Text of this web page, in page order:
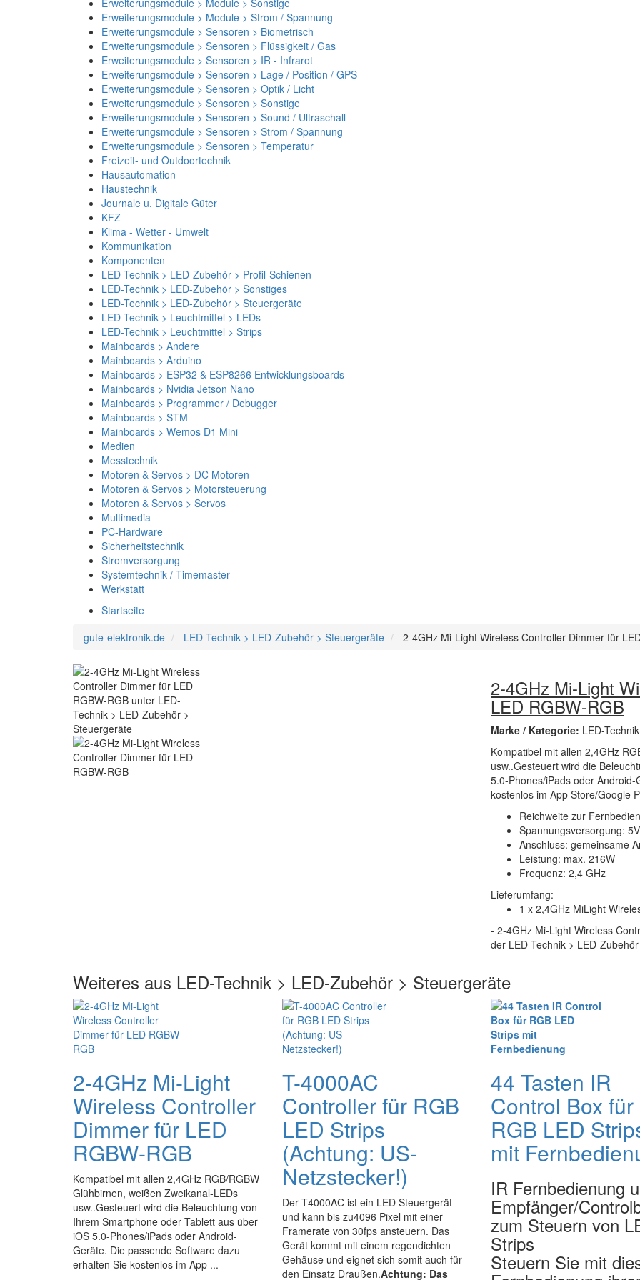
Erweiterungsmodule > Module > Sonstige
Erweiterungsmodule > Module > Strom / Spannung
Erweiterungsmodule > Sensoren > Biometrisch
Erweiterungsmodule > Sensoren > Flüssigkeit / Gas
Erweiterungsmodule > Sensoren > IR - Infrarot
Erweiterungsmodule > Sensoren > Lage / Position / GPS
Erweiterungsmodule > Sensoren > Optik / Licht
Erweiterungsmodule > Sensoren > Sonstige
Erweiterungsmodule > Sensoren > Sound / Ultraschall
Erweiterungsmodule > Sensoren > Strom / Spannung
Erweiterungsmodule > Sensoren > Temperatur
Freizeit- und Outdoortechnik
Hausautomation
Haustechnik
Journale u. Digitale Güter
KFZ
Klima - Wetter - Umwelt
Kommunikation
Komponenten
LED-Technik > LED-Zubehör > Profil-Schienen
LED-Technik > LED-Zubehör > Sonstiges
LED-Technik > LED-Zubehör > Steuergeräte
LED-Technik > Leuchtmittel > LEDs
LED-Technik > Leuchtmittel > Strips
Mainboards > Andere
Mainboards > Arduino
Mainboards > ESP32 & ESP8266 Entwicklungsboards
Mainboards > Nvidia Jetson Nano
Mainboards > Programmer / Debugger
Mainboards > STM
Mainboards > Wemos D1 Mini
Medien
Messtechnik
Motoren & Servos > DC Motoren
Motoren & Servos > Motorsteuerung
Motoren & Servos > Servos
Multimedia
PC-Hardware
Sicherheitstechnik
Stromversorgung
Systemtechnik / Timemaster
Werkstatt
Startseite
gute-elektronik.de
LED-Technik > LED-Zubehör > Steuergeräte 2-4GHz Mi-Light Wireless Controller Dimmer für
2-4GHz Mi-Light
LED RGBW-RGB
Marke / Kategorie: LED-
Kompatibel mit allen 2,4GHz
usw..Gesteuert wird die
5.0-Phones/iPads oder
kostenlos im App Store/Google
Reichweite zur
Spannungsversorgung:
Anschluss: gemeinsame
Leistung: max. 216W
Frequenz: 2,4 GHz
Lieferumfang:
1 x 2,4GHz MiLight
- 2-4GHz Mi-Light Wireless
der LED-Technik > LED-
Weiteres aus LED-Technik > LED-Zubehör > Steuergeräte
2-4GHz Mi-Light
Wireless Controller
Dimmer für LED
RGBW-RGB
Kompatibel mit allen 2,4GHz RGB/RGBW
Glühbirnen, weißen Zweikanal-LEDs
usw..Gesteuert wird die Beleuchtung von
Ihrem Smartphone oder Tablett aus über
iOS 5.0-Phones/iPads oder Android-
Geräte. Die passende Software dazu
erhalten Sie kostenlos im App ...
T-4000AC
Controller für RGB
LED Strips
(Achtung: US-
Netzstecker!)
Der T4000AC ist ein LED Steuergerät
und kann bis zu4096 Pixel mit einer
Framerate von 30fps ansteuern. Das
Gerät kommt mit einem regendichten
Gehäuse und eignet sich somit auch für
den Einsatz Draußen.Achtung: Das
44 Tasten IR
Control Box für
RGB LED
mit
IR Fernbedienung
Empfänger/
zum Steuern von
Strips
Steuern Sie mit